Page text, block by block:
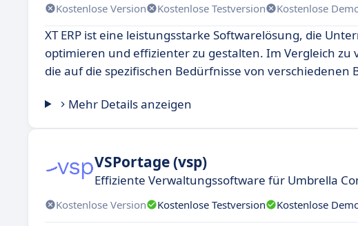
Kostenlose Version Kostenlose Testversion Kostenlose
XT ERP ist eine leistungsstarke Softwarelösung, die
optimieren und effizienter zu gestalten. Im Vergleich zu
die auf die spezifischen Bedürfnisse von verschiedenen
Mehr Details anzeigen
VSPortage (vsp)
Effiziente Verwaltungssoftware für Umbrella
Kostenlose Version Kostenlose Testversion Kostenlose